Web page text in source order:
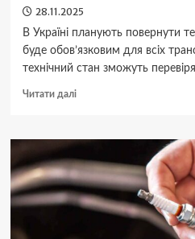
28.11.2025
В Україні планують повернути
буде обов’язковим для всіх
технічний стан зможуть
Читати даліДокладніше
Україні
обов’язковий
техогляд
авто